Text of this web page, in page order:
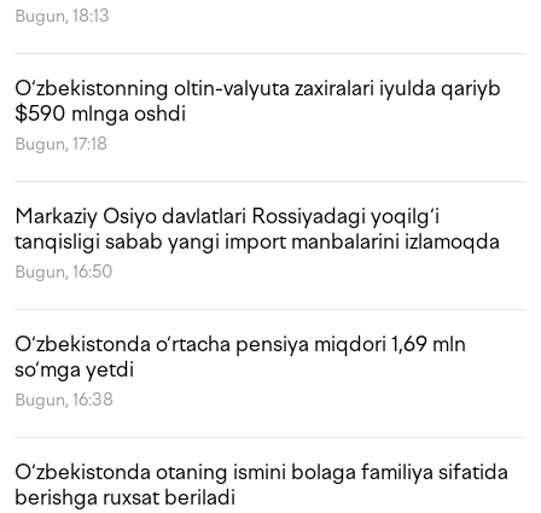
Bugun, 18:13
O‘zbekistonning oltin-valyuta zaxiralari iyulda qariyb
$590 mlnga oshdi
Bugun, 17:18
Markaziy Osiyo davlatlari Rossiyadagi yoqilg‘i
tanqisligi sabab yangi import manbalarini izlamoqda
Bugun, 16:50
O‘zbekistonda o‘rtacha pensiya miqdori 1,69 mln
so‘mga yetdi
Bugun, 16:38
O‘zbekistonda otaning ismini bolaga familiya sifatida
berishga ruxsat beriladi